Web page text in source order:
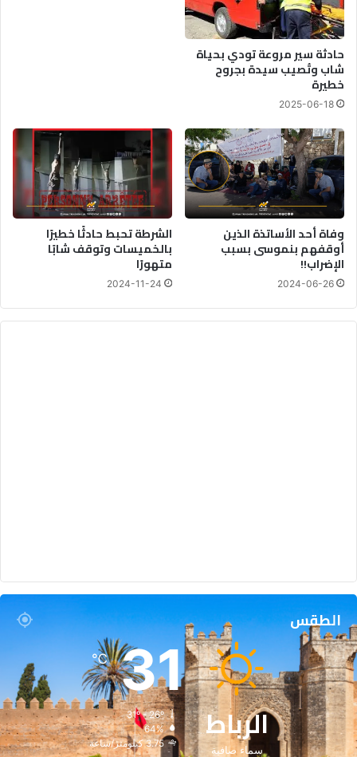
حادثة سير مروعة تودي بحياة
شاب وتُصيب سيدة بجروح
خطيرة
2025-06-18
وفاة أحد الأساتذة الذين
أوقفهم بنموسى بسبب
الإضراب!!
2024-06-26
الشرطة تحبط حادثًا خطيرًا
بالخميسات وتوقف شابًا
متهورًا
2024-11-24
الطقس
الرباط
سماء صافية
31
℃
31º - 26º
64%
3.75 كيلومتر/ساعة